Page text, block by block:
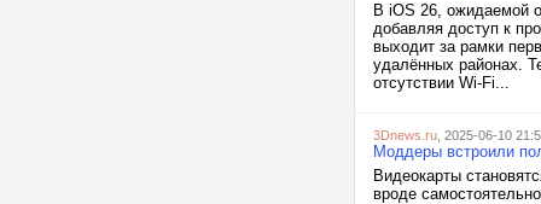
В iOS 26, ожидаемой
добавляя доступ к
выходит за рамки
удалённых районах.
отсутствии Wi-Fi...
3Dnews.ru , 2025-06-10
Моддеры встроили
Видеокарты
вроде